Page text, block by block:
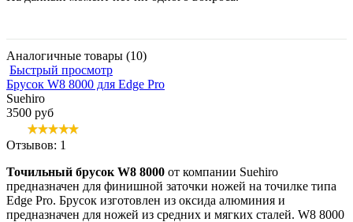
Аналогичные товары (10)
Быстрый просмотр
Брусок W8 8000 для Edge Pro
Suehiro
3500 руб
Отзывов: 1
Точильный брусок W8 8000 от компании Suehiro
предназначен для финишной заточки ножей на точилке типа
Edge Pro. Брусок изготовлен из оксида алюминия и
предназначен для ножей из средних и мягких сталей. W8 8000